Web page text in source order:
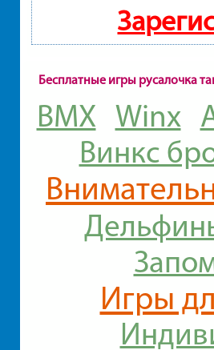
Бесплатные игры русалочка
BMX Winx
Винкс
Игры